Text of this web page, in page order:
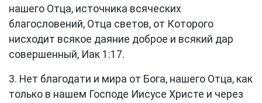
нашего Отца, источника всяческих
благословений, Отца светов, от Которого
нисходит всякое даяние доброе и всякий дар
совершенный, Иак 1:17.
3. Нет благодати и мира от Бога, нашего Отца, как
только в нашем Господе Иисусе Христе и через